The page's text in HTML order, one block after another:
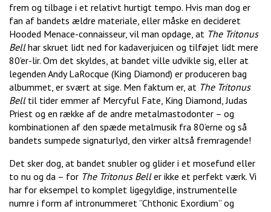
frem og tilbage i et relativt hurtigt tempo. Hvis man dog er
fan af bandets ældre materiale, eller måske en decideret
Hooded Menace-connaisseur, vil man opdage, at The Tritonus
Bellhar skruet lidt ned for kadaverjuicen og tilføjet lidt mere
80’er-lir. Om det skyldes, at bandet ville udvikle sig, eller at
legenden Andy LaRocque (King Diamond) er produceren bag
albummet, er svært at sige. Men faktum er, at The Tritonus
Bell til tider emmer af Mercyful Fate, King Diamond, Judas
Priest og en række af de andre metalmastodonter – og
kombinationen af den spæde metalmusik fra 80’erne og så
bandets sumpede signaturlyd, den virker altså fremragende!
Det sker dog, at bandet snubler og glider i et mosefund eller
to nu og da – for The Tritonus Beller ikke et perfekt værk. Vi
har for eksempel to komplet ligegyldige, instrumentelle
numre i form af intronummeret ”Chthonic Exordium” og